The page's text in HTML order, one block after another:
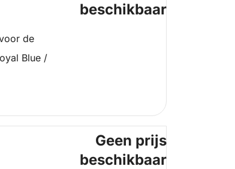
de
Blue /
beschikbaar
Geen prijs
beschikbaar